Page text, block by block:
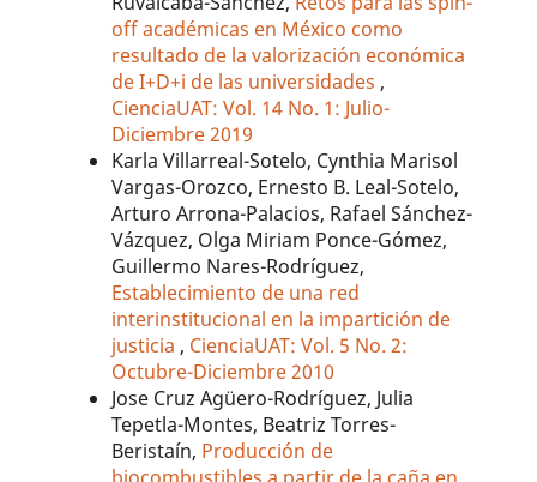
off académicas en México como
resultado de la valorización económica
de I+D+i de las universidades ,
CienciaUAT: Vol. 14 No. 1: Julio-
Diciembre 2019
Karla Villarreal-Sotelo, Cynthia Marisol
Vargas-Orozco, Ernesto B. Leal-Sotelo,
Arturo Arrona-Palacios, Rafael Sánchez-
Vázquez, Olga Miriam Ponce-Gómez,
Guillermo Nares-Rodríguez,
Establecimiento de una red
interinstitucional en la impartición de
justicia , CienciaUAT: Vol. 5 No. 2:
Octubre-Diciembre 2010
Jose Cruz Agüero-Rodríguez, Julia
Tepetla-Montes, Beatriz Torres-
Beristaín, Producción de